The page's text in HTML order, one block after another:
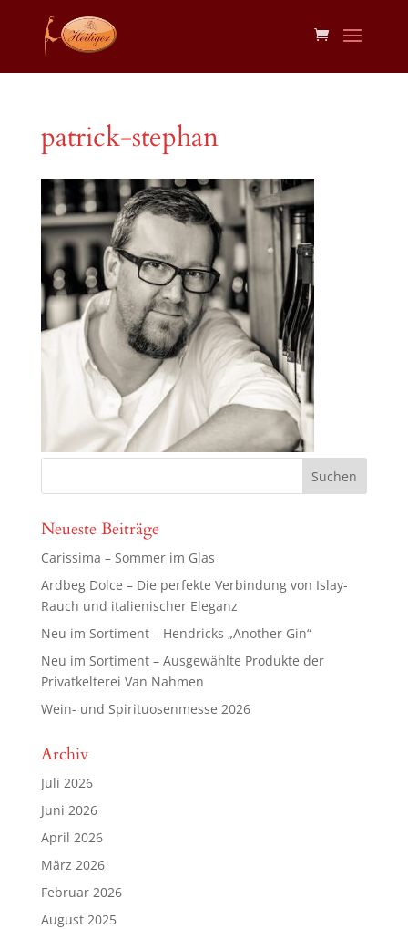
patrick-stephan
Neueste Beiträge
Carissima – Sommer im Glas
Ardbeg Dolce – Die perfekte Verbindung von Islay-
Rauch und italienischer Eleganz
Neu im Sortiment – Hendricks „Another Gin“
Neu im Sortiment – Ausgewählte Produkte der
Privatkelterei Van Nahmen
Wein- und Spirituosenmesse 2026
Archiv
Juli 2026
Juni 2026
April 2026
März 2026
Februar 2026
August 2025